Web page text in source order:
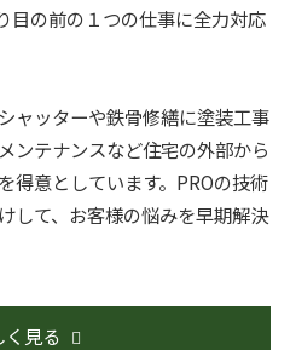
目の前の１つの仕事に全力対応
ャッターや鉄骨修繕に塗装工事
ンテナンスなど住宅の外部から
得意としています。PROの技術
して、お客様の悩みを早期解決
く見る